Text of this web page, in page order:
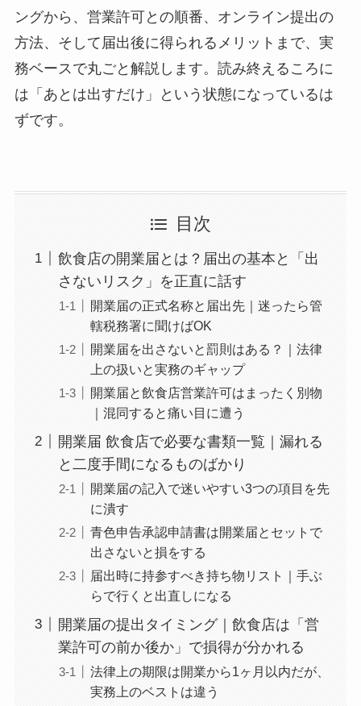
ングから、営業許可との順番、オンライン提出の
方法、そして届出後に得られるメリットまで、実
務ベースで丸ごと解説します。読み終えるころに
は「あとは出すだけ」という状態になっているは
ずです。
目次
飲食店の開業届とは？届出の基本と「出
さないリスク」を正直に話す
開業届の正式名称と届出先｜迷ったら管
轄税務署に聞けばOK
開業届を出さないと罰則はある？｜法律
上の扱いと実務のギャップ
開業届と飲食店営業許可はまったく別物
｜混同すると痛い目に遭う
開業届 飲食店で必要な書類一覧｜漏れる
と二度手間になるものばかり
開業届の記入で迷いやすい3つの項目を先
に潰す
青色申告承認申請書は開業届とセットで
出さないと損をする
届出時に持参すべき持ち物リスト｜手ぶ
らで行くと出直しになる
開業届の提出タイミング｜飲食店は「営
業許可の前か後か」で損得が分かれる
法律上の期限は開業から1ヶ月以内だが、
実務上のベストは違う